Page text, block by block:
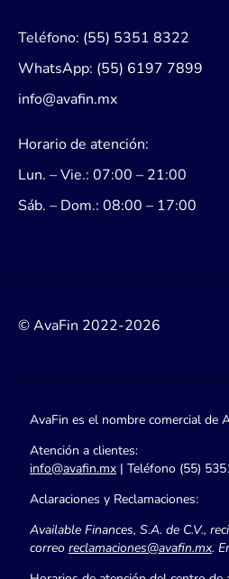
Teléfono: (55) 5351 8322
WhatsApp: (55) 6197 7899
info@avafin.mx
Horario de atención:
Lun. – Vie.: 07:00 – 21:00
Sáb. – Dom.: 08:00 – 17:00
© AvaFin 2022-2026
AvaFin es el nombre comercial de
Atención a clientes:
info@avafin.mx | Teléfono (55)
Aclaraciones y Reclamaciones:
Available Finances, S.A. de C.V.,
correo reclamaciones@avafin.mx.